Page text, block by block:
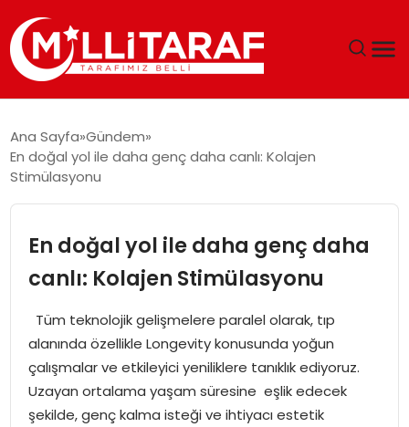
ÖZEL SAYFALAR
SPOR
SIYASET
MAGAZIN
Ana Sayfa Gündem
En doğal yol ile daha genç daha canlı: Kolajen
Stimülasyonu
En doğal yol ile daha genç daha
canlı: Kolajen Stimülasyonu
Tüm teknolojik gelişmelere paralel olarak, tıp
alanında özellikle Longevity konusunda yoğun
çalışmalar ve etkileyici yeniliklere tanıklık ediyoruz.
Uzayan ortalama yaşam süresine eşlik edecek
şekilde, genç kalma isteği ve ihtiyacı estetik